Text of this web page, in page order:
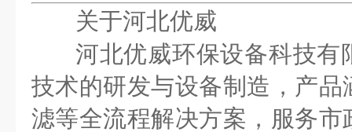
关于河北优威
河北优威环保设备科技有
技术的研发与设备制造，产
滤等全流程解决方案，服务